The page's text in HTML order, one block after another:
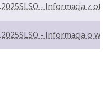
- Informacja z
- Informacja o